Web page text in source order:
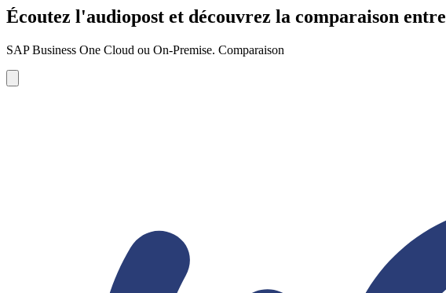
Écoutez l'audiopost et découvrez la comparaison
SAP Business One Cloud ou On-Premise. Comparaison